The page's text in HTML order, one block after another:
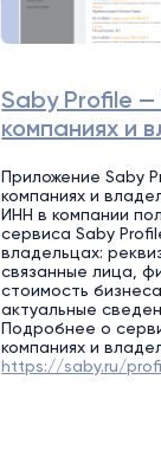
Saby Profile —
компаниях и
Приложение Saby
компаниях и
ИНН в компании
сервиса Saby
владельцах:
связанные лица,
стоимость
актуальные
Подробнее о
компаниях и
https://saby.ru/